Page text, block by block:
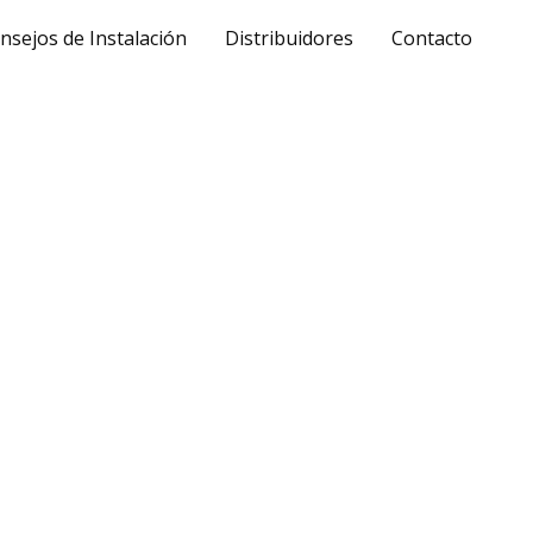
de Instalación Distribuidores Contacto